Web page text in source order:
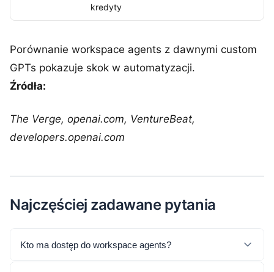
kredyty
Porównanie workspace agents z dawnymi custom
GPTs pokazuje skok w automatyzacji.
Źródła:
The Verge, openai.com, VentureBeat,
developers.openai.com
Najczęściej zadawane pytania
Kto ma dostęp do workspace agents?